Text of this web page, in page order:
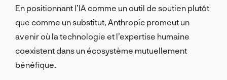
En positionnant l’IA comme un outil de soutien plutôt
que comme un substitut, Anthropic promeut un
avenir où la technologie et l’expertise humaine
coexistent dans un écosystème mutuellement
bénéfique.